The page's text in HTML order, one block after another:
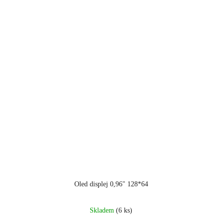
Oled displej 0,96" 128*64
hodnocení
Skladem (6 ks)